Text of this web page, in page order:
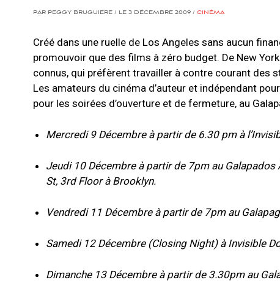
PAR PEGGY BRUGUIERE / LE 3 DÉCEMBRE 2009 / CINÉMA
Créé dans une ruelle de Los Angeles sans aucun
promouvoir que des films à zéro budget. De New
connus, qui préfèrent travailler à contre courant des
Les amateurs du cinéma d’auteur et indépendant
pour les soirées d’ouverture et de fermeture, au
Mercredi 9 Décembre à partir de 6.30 pm à
Jeudi 10 Décembre à partir de 7pm au
St, 3rd Floor à Brooklyn.
Vendredi 11 Décembre à partir de 7pm au
Samedi 12 Décembre (Closing Night) à Invisible
Dimanche 13 Décembre à partir de 3.30pm au